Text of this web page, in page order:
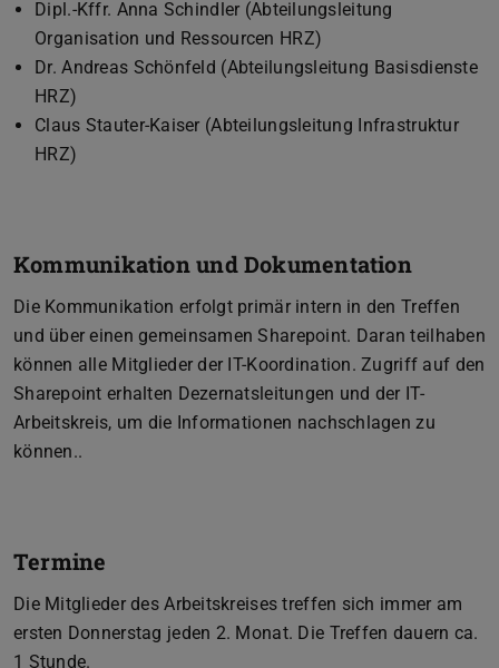
Dipl.-Kffr. Anna Schindler (Abteilungsleitung
Organisation und Ressourcen HRZ)
Dr. Andreas Schönfeld (Abteilungsleitung Basisdienste
HRZ)
Claus Stauter-Kaiser (Abteilungsleitung Infrastruktur
HRZ)
Kommunikation und Dokumentation
Die Kommunikation erfolgt primär intern in den Treffen
und über einen gemeinsamen Sharepoint. Daran teilhaben
können alle Mitglieder der IT-Koordination. Zugriff auf den
Sharepoint erhalten Dezernatsleitungen und der IT-
Arbeitskreis, um die Informationen nachschlagen zu
können..
Termine
Die Mitglieder des Arbeitskreises treffen sich immer am
ersten Donnerstag jeden 2. Monat. Die Treffen dauern ca.
1 Stunde.